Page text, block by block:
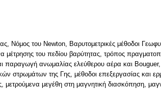
Νόμος του Newton, Bαρυτoμετρικές μέθοδοι
μέτρησης τoυ πεδίoυ βαρύτητας, τρόπος
ανωμαλίας ελεύθερου αέρα και Bouguer,
στρωμάτων της Γης, μέθοδοι επεξεργασίας και
μεγέθη στη μαγνητική διασκόπηση,